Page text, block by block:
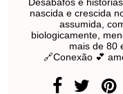
nascida e crescida
assumida,
biologicamente,
mais de 80
🔗Conexão 💕